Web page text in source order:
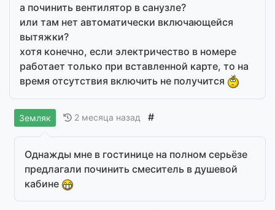
а починить вентилятор в санузле?
или там нет автоматически включающейся
вытяжки?
хотя конечно, если электричество в номере
работает только при вставленной карте, то на
время отсутствия включить не получится
Земляк 2 месяца назад #
Однажды мне в гостинице на полном серьёзе
предлагали починить смеситель в душевой
кабине